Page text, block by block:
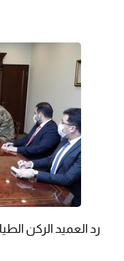
رد العميد الركن